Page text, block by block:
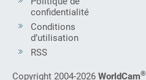
confidentialité
Conditions
d’utilisation
RSS
Copyright 2004-2026 WorldCam®